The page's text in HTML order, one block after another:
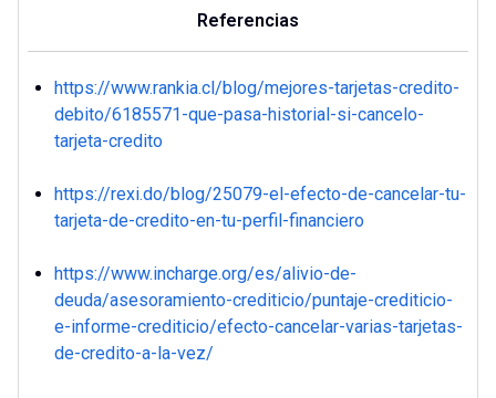
Referencias
https://www.rankia.cl/blog/mejores-tarjetas-credito-
debito/6185571-que-pasa-historial-si-cancelo-
tarjeta-credito
https://rexi.do/blog/25079-el-efecto-de-cancelar-tu-
tarjeta-de-credito-en-tu-perfil-financiero
https://www.incharge.org/es/alivio-de-
deuda/asesoramiento-crediticio/puntaje-crediticio-
e-informe-crediticio/efecto-cancelar-varias-tarjetas-
de-credito-a-la-vez/